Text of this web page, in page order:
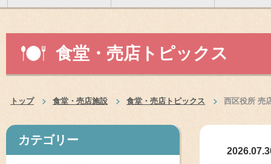
食堂・売店トピックス
トップ 食堂・売店施設 食堂・売店トピックス 西区役所 売
カテゴリー